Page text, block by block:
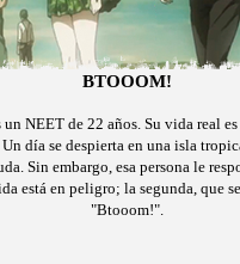
BTOOOM!
NEET de 22 años. Su vida real
día se despierta en una isla
Sin embargo, esa persona le
está en peligro; la segunda, que
"Btooom!".